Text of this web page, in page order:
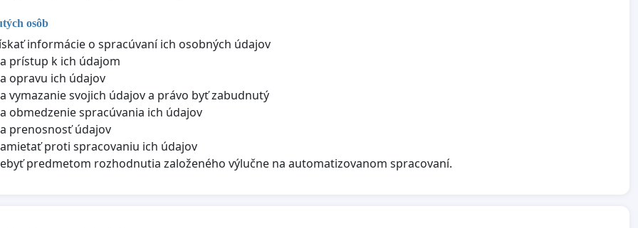
osôb
informácie o spracúvaní ich osobných údajov
prístup k ich údajom
opravu ich údajov
vymazanie svojich údajov a právo byť zabudnutý
obmedzenie spracúvania ich údajov
prenosnosť údajov
proti spracovaniu ich údajov
predmetom rozhodnutia založeného výlučne na automatizovanom spracovaní.